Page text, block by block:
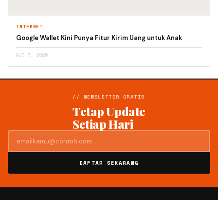
INTERNET
Google Wallet Kini Punya Fitur Kirim Uang untuk Anak
AUG 7, 2026
// NEWSLETTER GRATIS
Tetap Update
Setiap Hari
DAFTAR SEKARANG